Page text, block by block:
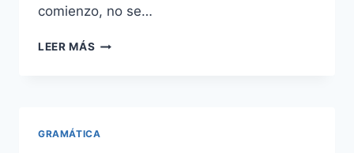
comienzo, no se…
LEER MÁS EL
GRAMÁTICA